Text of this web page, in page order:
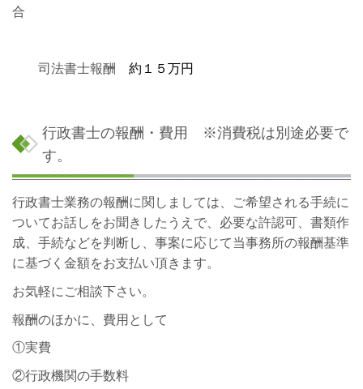
合
司法書士報酬 約１５万円
行政書士の報酬・費用 ※消費税は別途必要で
す。
行政書士業務の報酬に関しましては、ご希望される手続に
ついてお話しをお聞きしたうえで、必要な許認可、書類作
成、手続などを判断し、事案に応じて当事務所の報酬基準
に基づく金額をお支払い頂きます。
お気軽にご相談下さい。
報酬のほかに、費用として
①実費
②行政機関の手数料